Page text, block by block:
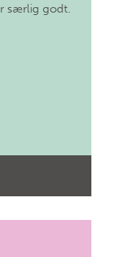
særlig godt.